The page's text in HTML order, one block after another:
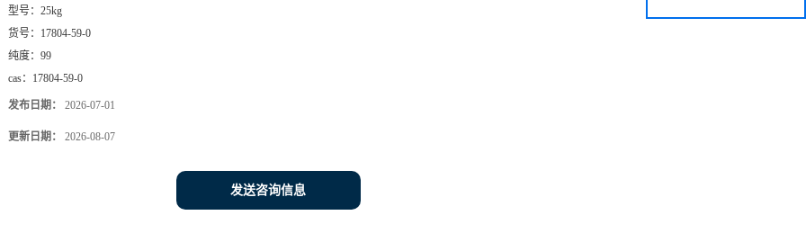
型号： 25kg
货号： 17804-59-0
纯度： 99
cas： 17804-59-0
发布日期： 2026-07-01
更新日期： 2026-08-07
发送咨询信息